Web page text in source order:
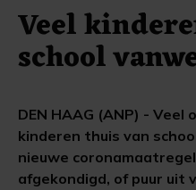
Veel
school
DEN HAAG (ANP) - Veel
kinderen thuis van
nieuwe
afgekondigd, of puur uit